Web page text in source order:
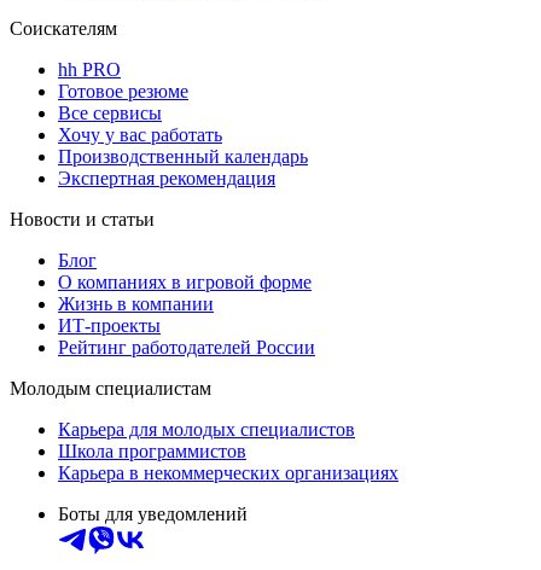
Соискателям
hh PRO
Готовое резюме
Все сервисы
Хочу у вас работать
Производственный календарь
Экспертная рекомендация
Новости и статьи
Блог
О компаниях в игровой форме
Жизнь в компании
ИТ-проекты
Рейтинг работодателей России
Молодым специалистам
Карьера для молодых специалистов
Школа программистов
Карьера в некоммерческих организациях
Боты для уведомлений